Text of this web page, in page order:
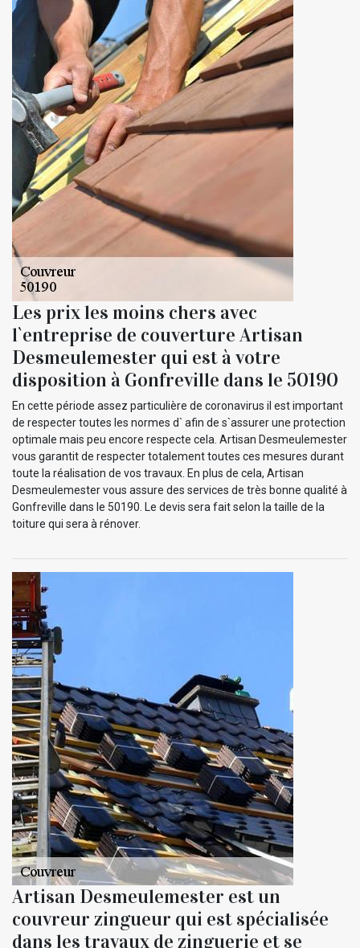
Les prix les moins chers avec
l`entreprise de couverture Artisan
Desmeulemester qui est à votre
disposition à Gonfreville dans le 50190
En cette période assez particulière de coronavirus il est important
de respecter toutes les normes d` afin de s`assurer une protection
optimale mais peu encore respecte cela. Artisan Desmeulemester
vous garantit de respecter totalement toutes ces mesures durant
toute la réalisation de vos travaux. En plus de cela, Artisan
Desmeulemester vous assure des services de très bonne qualité à
Gonfreville dans le 50190. Le devis sera fait selon la taille de la
toiture qui sera à rénover.
Artisan Desmeulemester est un
couvreur zingueur qui est spécialisée
dans les travaux de zinguerie et se